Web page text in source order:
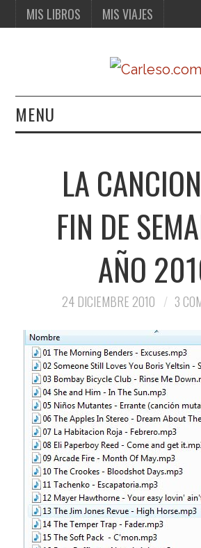
MIS LIBROS MIS VIAJES
MENU
MIS VIAJES
LA
FIN DE
AÑO
24 DICIEMBRE 2010 3